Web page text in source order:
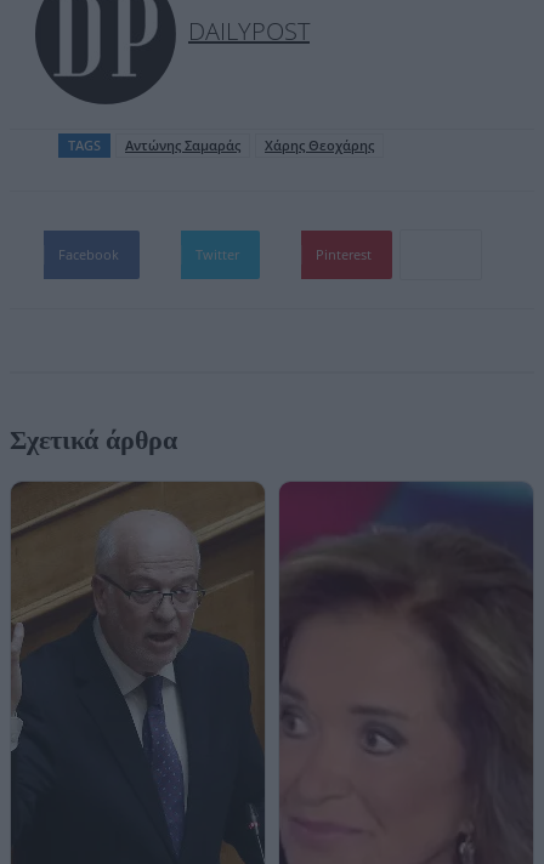
DAILYPOST
TAGS Αντώνης Σαμαράς Χάρης Θεοχάρης
Facebook Twitter Pinterest
Σχετικά άρθρα